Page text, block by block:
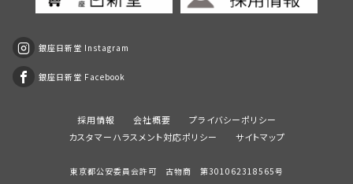
銀座日新堂 Instagram
銀座日新堂 Facebook
採用情報 会社概要
プライバシーポリシー
カスタマーハラスメント対応ポリシー
サイトマップ
東京都公安委員会許可 古物商 第301062318565号